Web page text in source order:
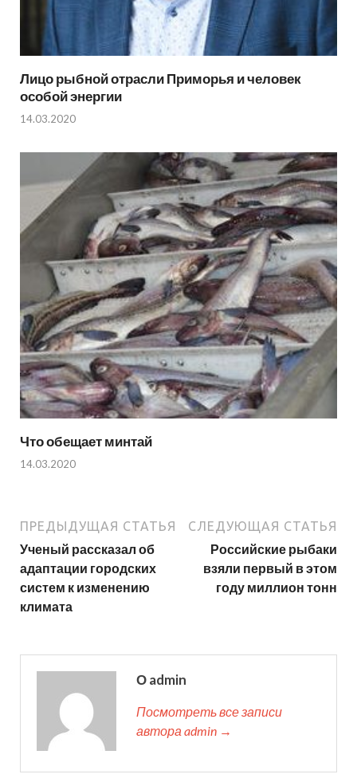
Лицо рыбной отрасли Приморья и человек
особой энергии
14.03.2020
Что обещает минтай
14.03.2020
ПРЕДЫДУЩАЯ СТАТЬЯ
Ученый рассказал об
адаптации городских
систем к изменению
климата
СЛЕДУЮЩАЯ СТАТЬЯ
Российские рыбаки
взяли первый в этом
году миллион тонн
О admin
Посмотреть все записи
автора admin →